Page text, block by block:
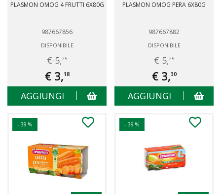
PLASMON OMOG 4 FRUTTI 6X80G
987667856
DISPONIBILE
€ 5,25
€ 3,18
AGGIUNGI
PLASMON OMOG PERA 6X80G
987667882
DISPONIBILE
€ 5,25
€ 3,30
AGGIUNGI
- 39 % - 39 %